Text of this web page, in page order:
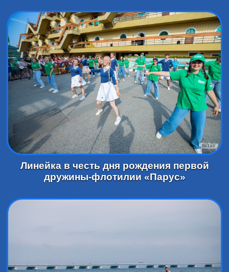
Линейка в честь дня рождения первой
дружины-флотилии «Парус»